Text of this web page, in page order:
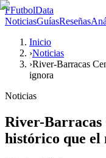
FFutbolData
NoticiasGuíasReseñas
Inicio
›Noticias
›River-Barracas
ignora
Noticias
River-
histórico que el